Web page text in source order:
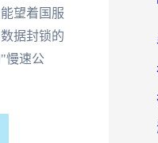
望着国服
据封锁的
慢速公